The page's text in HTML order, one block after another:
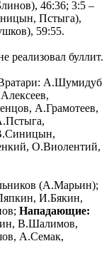
46:36; 3:5 –
Пстыга),
59:55.
реализовал буллит.
А.Шумидуб
А.Грамотеев,
О.Виолентий,
(А.Марьин);
И.Бякин,
Нападающие:
В.Шалимов,
А.Семак,